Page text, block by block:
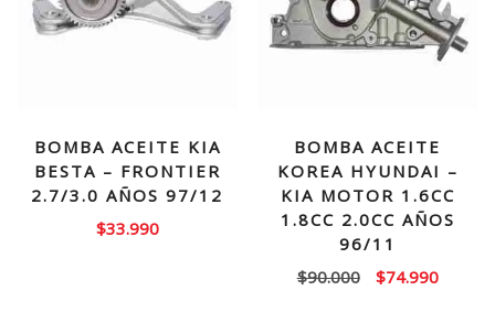
BOMBA ACEITE KIA
BESTA – FRONTIER
2.7/3.0 AÑOS 97/12
$33.990
BOMBA ACEITE
KOREA HYUNDAI –
KIA MOTOR 1.6CC
1.8CC 2.0CC AÑOS
96/11
$90.000
El
$74.990El